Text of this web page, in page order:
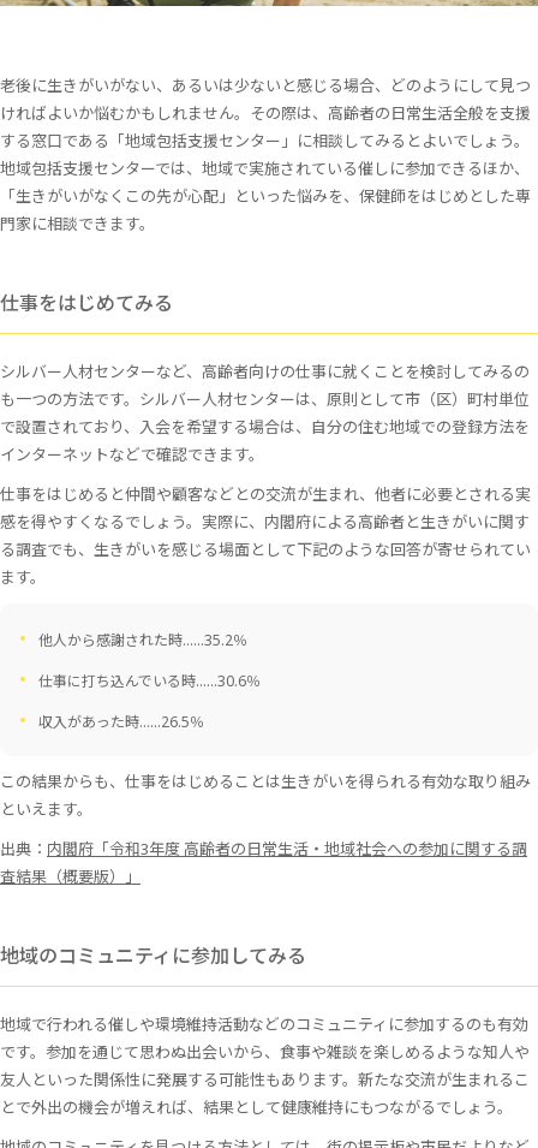
老後に生きがいがない、あるいは少ないと感じる場合、どのようにして見つ
ければよいか悩むかもしれません。その際は、高齢者の日常生活全般を支援
する窓口である「地域包括支援センター」に相談してみるとよいでしょう。
地域包括支援センターでは、地域で実施されている催しに参加できるほか、
「生きがいがなくこの先が心配」といった悩みを、保健師をはじめとした専
門家に相談できます。
仕事をはじめてみる
シルバー人材センターなど、高齢者向けの仕事に就くことを検討してみるの
も一つの方法です。シルバー人材センターは、原則として市（区）町村単位
で設置されており、入会を希望する場合は、自分の住む地域での登録方法を
インターネットなどで確認できます。
仕事をはじめると仲間や顧客などとの交流が生まれ、他者に必要とされる実
感を得やすくなるでしょう。実際に、内閣府による高齢者と生きがいに関す
る調査でも、生きがいを感じる場面として下記のような回答が寄せられてい
ます。
他人から感謝された時……35.2％
仕事に打ち込んでいる時……30.6％
収入があった時……26.5％
この結果からも、仕事をはじめることは生きがいを得られる有効な取り組み
といえます。
出典： 内閣府「令和3年度 高齢者の日常生活・地域社会への参加に関する調
査結果（概要版）」
地域のコミュニティに参加してみる
地域で行われる催しや環境維持活動などのコミュニティに参加するのも有効
です。参加を通じて思わぬ出会いから、食事や雑談を楽しめるような知人や
友人といった関係性に発展する可能性もあります。新たな交流が生まれるこ
とで外出の機会が増えれば、結果として健康維持にもつながるでしょう。